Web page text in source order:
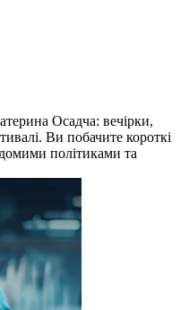
Осадча: вечірки,
Ви побачите короткі
політиками та